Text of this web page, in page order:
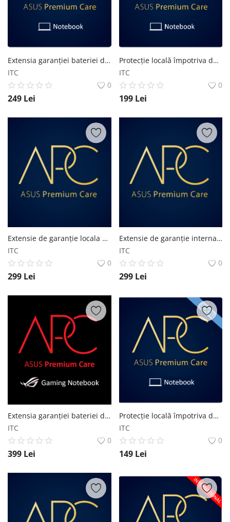
Extensia garanției bateriei de la 2 la 3 ani pentru Laptop ASUS
ITC
0
249 Lei
Protecție locală împotriva daunelor accidentale 2 ani pentru Laptop
ITC
0
199 Lei
Extensie de garanție locala de la 3 la 4 ani, inclusiv garanție baterie 4 ani pentru Laptop Business
ITC
0
299 Lei
Extensie de garanție internațională de la 3 ani la 5 ani pentru Laptop Business
ITC
0
299 Lei
Extensia garanției bateriei de la 2 la 3 ani pentru Laptop Gaming ASUS
ITC
0
399 Lei
Protecție locală împotriva daunelor accidentale 3 ani pentru Laptop ASUS
ITC
0
149 Lei